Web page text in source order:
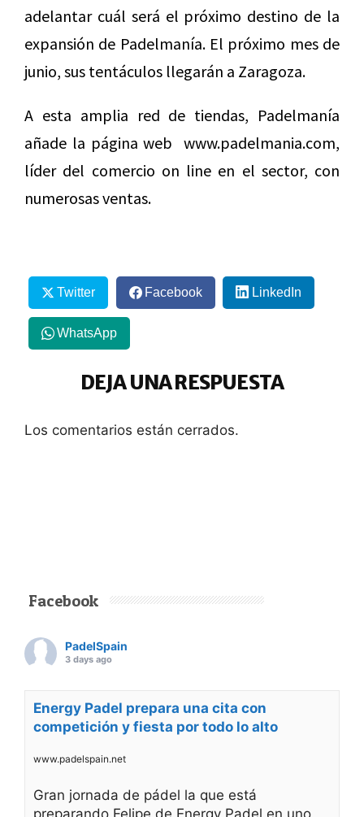
adelantar cuál será el próximo destino de la
expansión de Padelmanía. El próximo mes de
junio, sus tentáculos llegarán a Zaragoza.
A esta amplia red de tiendas, Padelmanía
añade la página web www.padelmania.com,
líder del comercio on line en el sector, con
numerosas ventas.
Twitter Facebook LinkedIn
WhatsApp
DEJA UNA RESPUESTA
Los comentarios están cerrados.
Facebook
PadelSpain
3 days ago
Energy Padel prepara una cita con
competición y fiesta por todo lo alto
www.padelspain.net
Gran jornada de pádel la que está